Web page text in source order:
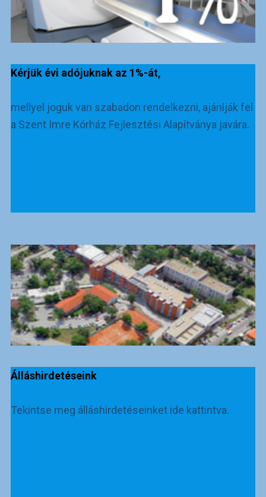
Kérjük évi adójuknak az 1%-át,
mellyel joguk van szabadon rendelkezni, ajánlják fel
a Szent Imre Kórház Fejlesztési Alapítványa javára.
Álláshirdetéseink
Tekintse meg álláshirdetéseinket ide kattintva.